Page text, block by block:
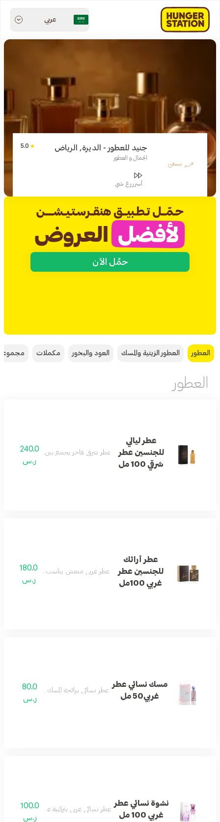
عربي
جنيد للعطور - الديرة, الرياض
الجمال و العطور
5.0
أسرررع شي
حمِّل الآن
العطور العطور الزيتية والمسك العود والبخور مكملات
العطور
عطر ليالي
للجنسين عطر
شرقي 100 مل
عطر شرقي فاخر يجمع بين الروائح الزهرية
240.0
ر.س
عطر أرائك
للجنسين عطر
غربي 100مل
عطر غربي منعش يناسب الجنسين برائحة
180.0
ر.س
مسك نسائي عطر
غربي50 مل
عطر نسائي برائحة المسك الغربي الجذابة.
80.0
ر.س
نشوة نسائي عطر
غربي 100 مل
عطر نسائي غربي بتركيبة عطرية جذابة
100.0
ر.س